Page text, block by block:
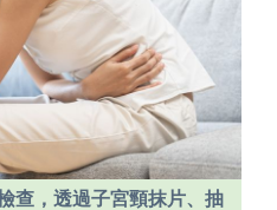
查，透過子宮頸抹片、抽